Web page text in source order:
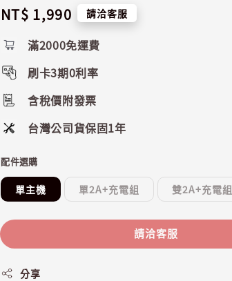
Regular
price
NT$ 1,990 請洽客服
滿2000免運費
刷卡3期0利率
含稅價附發票
台灣公司貨保固1年
配件選購
單主機 單2A+充電組 雙2A+充電組
請洽客服
分享